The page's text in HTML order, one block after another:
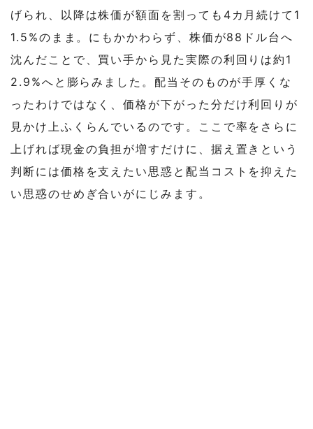
げられ、以降は株価が額面を割っても4カ月続けて1
1.5%のまま。にもかかわらず、株価が88ドル台へ
沈んだことで、買い手から見た実際の利回りは約1
2.9%へと膨らみました。配当そのものが手厚くな
ったわけではなく、価格が下がった分だけ利回りが
見かけ上ふくらんでいるのです。ここで率をさらに
上げれば現金の負担が増すだけに、据え置きという
判断には価格を支えたい思惑と配当コストを抑えた
い思惑のせめぎ合いがにじみます。